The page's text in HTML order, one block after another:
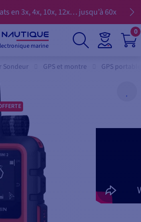
en 3x, 4x, 10x, 12x… jusqu’à 60x
marine
0
Sondeur GPS et montre GPS portable